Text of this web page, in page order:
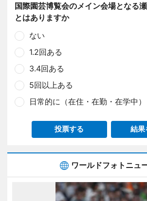
国際園芸博覧会のメイン会場となる
とはありますか
ない
1.2回ある
3.4回ある
5回以上ある
日常的に（在住・在勤・在学中）
投票する 結果
ワールドフォトニュ